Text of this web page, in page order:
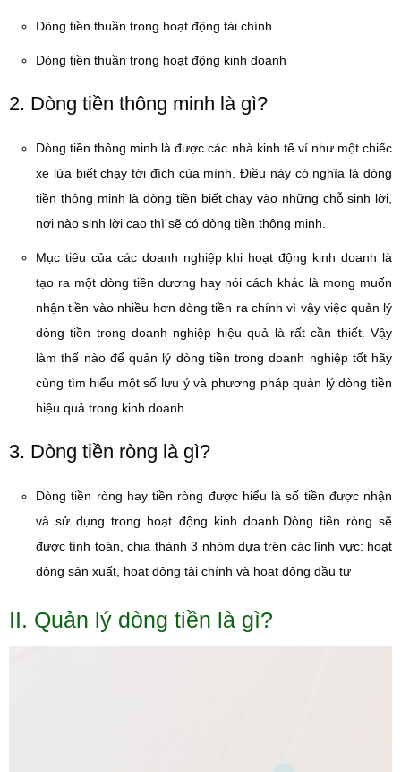
Dòng tiền thuần trong hoạt động tài chính
Dòng tiền thuần trong hoạt động kinh doanh
2. Dòng tiền thông minh là gì?
Dòng tiền thông minh là được các nhà kinh tế ví như một chiếc
xe lửa biết chạy tới đích của mình. Điều này có nghĩa là dòng
tiền thông minh là dòng tiền biết chạy vào những chỗ sinh lời,
nơi nào sinh lời cao thì sẽ có dòng tiền thông minh.
Mục tiêu của các doanh nghiệp khi hoạt động kinh doanh là
tạo ra một dòng tiền dương hay nói cách khác là mong muốn
nhận tiền vào nhiều hơn dòng tiền ra chính vì vậy việc quản lý
dòng tiền trong doanh nghiệp hiệu quả là rất cần thiết. Vậy
làm thế nào để quản lý dòng tiền trong doanh nghiệp tốt hãy
cùng tìm hiểu một số lưu ý và phương pháp quản lý dòng tiền
hiệu quả trong kinh doanh
3. Dòng tiền ròng là gì?
Dòng tiền ròng hay tiền ròng được hiểu là số tiền được nhận
và sử dụng trong hoạt động kinh doanh.Dòng tiền ròng sẽ
được tính toán, chia thành 3 nhóm dựa trên các lĩnh vực: hoạt
động sản xuất, hoạt động tài chính và hoạt động đầu tư
II. Quản lý dòng tiền là gì?